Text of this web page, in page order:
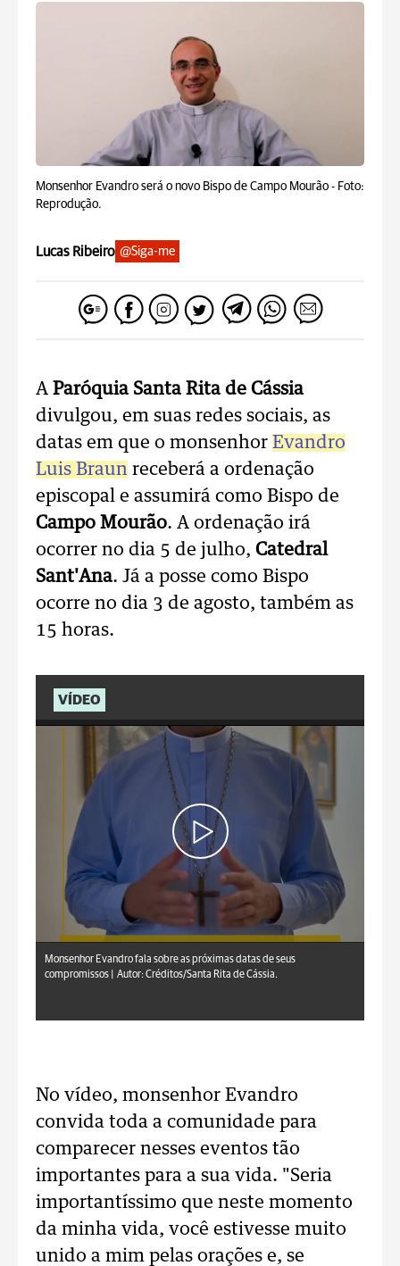
Monsenhor Evandro será o novo Bispo de Campo Mourão - Foto:
Reprodução.
Lucas Ribeiro @Siga-me
A Paróquia Santa Rita de Cássia
divulgou, em suas redes sociais, as
datas em que o monsenhor Evandro
Luis Braun receberá a ordenação
episcopal e assumirá como Bispo de
Campo Mourão. A ordenação irá
ocorrer no dia 5 de julho, Catedral
Sant'Ana. Já a posse como Bispo
ocorre no dia 3 de agosto, também as
15 horas.
VÍDEO
Monsenhor Evandro fala sobre as próximas datas de seus
compromissos |
Autor: Créditos/Santa Rita de Cássia.
No vídeo, monsenhor Evandro
convida toda a comunidade para
comparecer nesses eventos tão
importantes para a sua vida. "Seria
importantíssimo que neste momento
da minha vida, você estivesse muito
unido a mim pelas orações e, se